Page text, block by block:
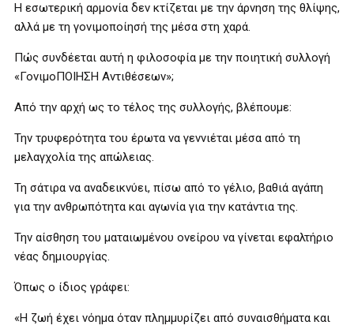
Η εσωτερική αρμονία δεν κτίζεται με την άρνηση της θλίψης,
αλλά με τη γονιμοποίησή της μέσα στη χαρά.
Πώς συνδέεται αυτή η φιλοσοφία με την ποιητική συλλογή
«ΓονιμοΠΟΙΗΣΗ Αντιθέσεων»;
Από την αρχή ως το τέλος της συλλογής, βλέπουμε:
Την τρυφερότητα του έρωτα να γεννιέται μέσα από τη
μελαγχολία της απώλειας.
Τη σάτιρα να αναδεικνύει, πίσω από το γέλιο, βαθιά αγάπη
για την ανθρωπότητα και αγωνία για την κατάντια της.
Την αίσθηση του ματαιωμένου ονείρου να γίνεται εφαλτήριο
νέας δημιουργίας.
Όπως ο ίδιος γράφει:
«Η ζωή έχει νόημα όταν πλημμυρίζει από συναισθήματα και